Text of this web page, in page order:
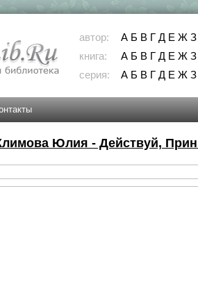
автор: А Б В Г Д Е Ж З
книга:
А Б В Г Д Е Ж З
серия:
А Б В Г Д Е Ж З
Юлия - Действуй,